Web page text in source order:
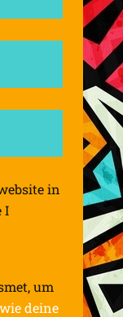
in
I
um
deine